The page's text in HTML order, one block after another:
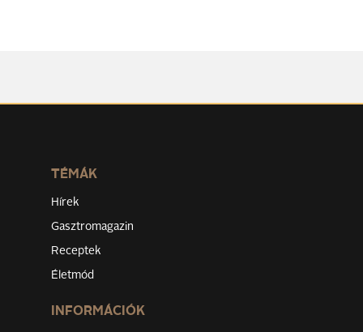
TÉMÁK
Hírek
Gasztromagazin
Receptek
Életmód
INFORMÁCIÓK